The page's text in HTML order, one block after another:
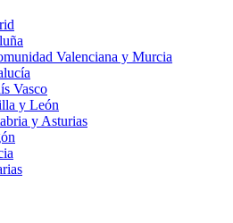
Valenciana y Murcia
Vasco
y León
y Asturias